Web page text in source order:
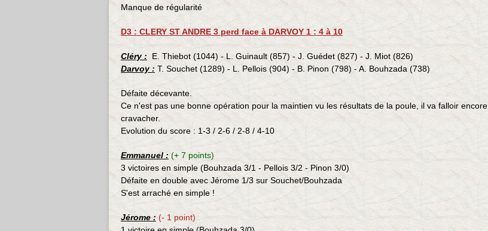
Manque de régularité
D3 : CLERY ST ANDRE 3 perd face à DARVOY 1 : 4 à 10
Cléry :
E. Thiebot (1044) - L. Guinault (857) - J. Guédet (827) - J. Miot (826)
Darvoy : T. Souchet (1289) - L. Pellois (904) - B. Pinon (798) - A. Bouhzada (738)
Défaite décevante.
Ce n'est pas une bonne opération pour la maintien vu les résultats de la poule, il va falloir encore
cravacher.
Evolution du score : 1-3 / 2-6 / 2-8 / 4-10
Emmanuel : (+ 7 points)
3 victoires en simple (Bouhzada 3/1 - Pellois 3/2 - Pinon 3/0)
Défaite en double avec Jérome 1/3 sur Souchet/Bouhzada
S'est arraché en simple !
Jérome : (- 1 point)